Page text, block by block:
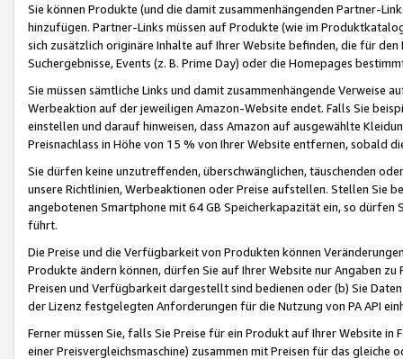
Sie können Produkte (und die damit zusammenhängenden Partner-
hinzufügen. Partner-Links müssen auf Produkte (wie im
sich zusätzlich originäre Inhalte auf Ihrer Website befinden, die für
Suchergebnisse, Events (z. B. Prime Day) oder die Homepages
Sie müssen sämtliche Links und damit zusammenhängende
Werbeaktion auf der jeweiligen Amazon-Website endet. Falls Sie
einstellen und darauf hinweisen, dass Amazon auf ausgewählte
Preisnachlass in Höhe von 15 % von Ihrer Website entfernen, sobald
Sie dürfen keine unzutreffenden, überschwänglichen, täuschenden
unsere Richtlinien, Werbeaktionen oder Preise aufstellen. Stellen Sie
angebotenen Smartphone mit 64 GB Speicherkapazität ein, so dürfen
führt.
Die Preise und die Verfügbarkeit von Produkten können
Produkte ändern können, dürfen Sie auf Ihrer Website nur Angaben
Preisen und Verfügbarkeit dargestellt sind bedienen oder (b) Sie
der Lizenz festgelegten Anforderungen für die Nutzung von PA API
Ferner müssen Sie, falls Sie Preise für ein Produkt auf Ihrer Website
einer Preisvergleichsmaschine) zusammen mit Preisen für das